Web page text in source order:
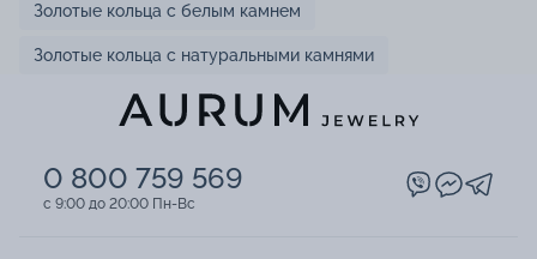
Золотые кольца с белым камнем
Золотые кольца с натуральными камнями
0 800 759 569
c 9:00 до 20:00 Пн-Вс